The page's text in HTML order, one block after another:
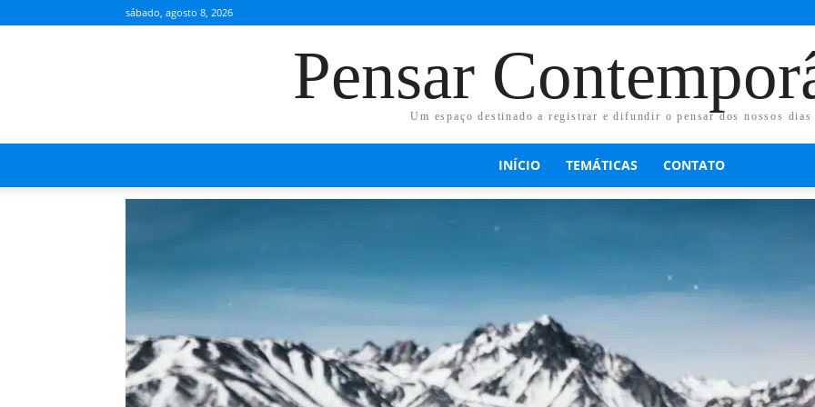
sábado, agosto 8, 2026
Pensar
Um espaço destinado a registrar e difundir o pensar dos nossos dias
INÍCIO TEMÁTICAS CONTATO